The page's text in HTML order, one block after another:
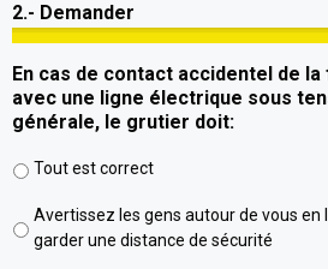
2.- Demander
En cas de contact accidentel de
avec une ligne électrique sous
générale, le grutier doit:
Tout est correct
Avertissez les gens autour de vous en
garder une distance de sécurité